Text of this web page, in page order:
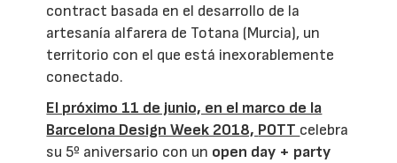
contract basada en el desarrollo de la
artesanía alfarera de Totana (Murcia), un
territorio con el que está inexorablemente
conectado.
El próximo 11 de junio, en el marco de la
Barcelona Design Week 2018, POTT celebra
su 5º aniversario con un open day + party